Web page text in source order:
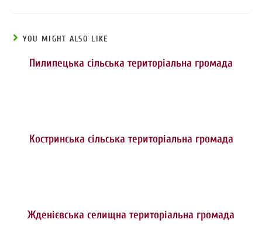
YOU MIGHT ALSO LIKE
Пилипецька сільська територіальна громада
Костринська сільська територіальна громада
Жденієвська селищна територіальна громада